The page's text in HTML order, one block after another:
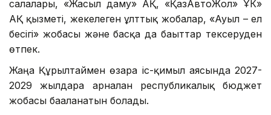
салалары, «Жасыл даму» АҚ, «ҚазАвтоЖол» ҰК»
АҚ қызметі, жекелеген ұлттық жобалар, «Ауыл – ел
бесігі» жобасы және басқа да бағыттар тексеруден
өтпек.
Жаңа Құрылтаймен өзара іс-қимыл аясында 2027-
2029 жылдарға арналған республикалық бюджет
жобасы бағаланатын болады.